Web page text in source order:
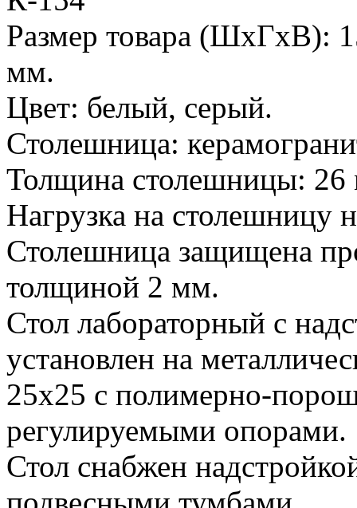
Размер товара (ШхГхВ):
мм.
Цвет: белый, серый.
Столешница:
Толщина столешницы:
Нагрузка на столешницу
Столешница защищена
толщиной 2 мм.
Стол лабораторный с
установлен на
25х25 с полимерно-
регулируемыми опорами.
Стол снабжен